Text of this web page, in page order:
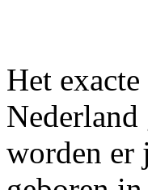
Het
worden er